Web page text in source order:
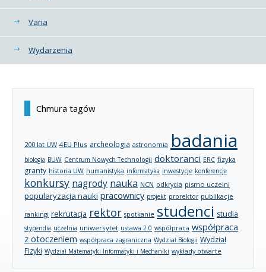
Varia
Wydarzenia
Chmura tagów
200 lat UW 4EU Plus archeologia astronomia badania
biologia BUW Centrum Nowych Technologii doktoranci ERC fizyka
granty historia UW humanistyka informatyka inwestycje konferencje
konkursy nagrody nauka NCN odkrycia pismo uczelni
popularyzacja nauki pracownicy projekt prorektor publikacje
rankingi rekrutacja rektor spotkanie studenci studia
stypendia uczelnia uniwersytet ustawa 2.0 współpraca współpraca
z otoczeniem współpraca zagraniczna Wydział Biologii Wydział
Fizyki Wydział Matematyki Informatyki i Mechaniki wykłady otwarte